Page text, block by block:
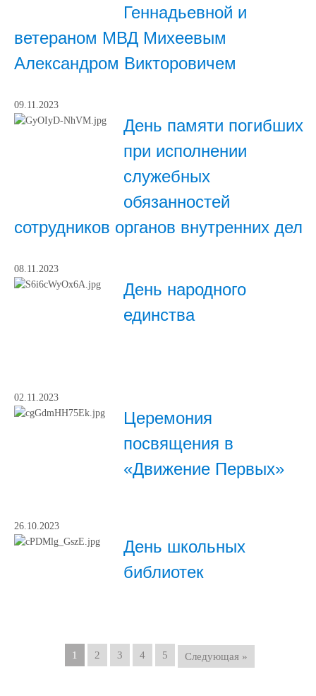
Геннадьевной и
ветераном МВД Михеевым
Александром Викторовичем
09.11.2023
День памяти погибших
при исполнении
служебных
обязанностей
сотрудников органов внутренних дел
08.11.2023
День народного
единства
02.11.2023
Церемония
посвящения в
«Движение Первых»
26.10.2023
День школьных
библиотек
1 2 3 4 5 Следующая »